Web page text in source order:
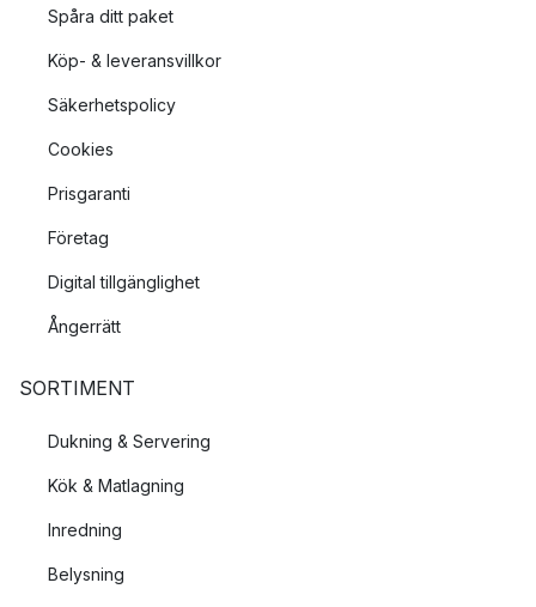
Spåra ditt paket
Köp- & leveransvillkor
Säkerhetspolicy
Cookies
Prisgaranti
Företag
Digital tillgänglighet
Ångerrätt
SORTIMENT
Dukning & Servering
Kök & Matlagning
Inredning
Belysning